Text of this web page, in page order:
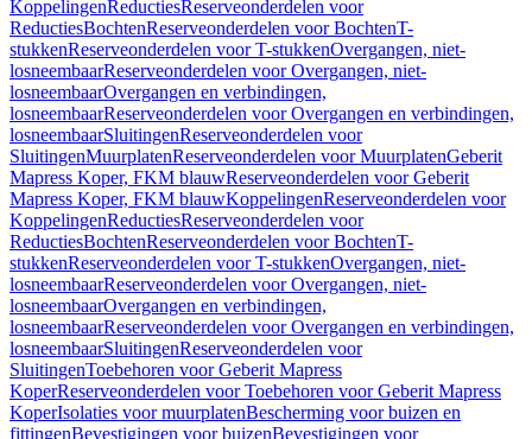
KoppelingenReductiesReserveonderdelen voor
ReductiesBochtenReserveonderdelen voor BochtenT-
stukkenReserveonderdelen voor T-stukkenOvergangen, niet-
losneembaarReserveonderdelen voor Overgangen, niet-
losneembaarOvergangen en verbindingen,
losneembaarReserveonderdelen voor Overgangen en verbindingen,
losneembaarSluitingenReserveonderdelen voor
SluitingenMuurplatenReserveonderdelen voor MuurplatenGeberit
Mapress Koper, FKM blauwReserveonderdelen voor Geberit
Mapress Koper, FKM blauwKoppelingenReserveonderdelen voor
KoppelingenReductiesReserveonderdelen voor
ReductiesBochtenReserveonderdelen voor BochtenT-
stukkenReserveonderdelen voor T-stukkenOvergangen, niet-
losneembaarReserveonderdelen voor Overgangen, niet-
losneembaarOvergangen en verbindingen,
losneembaarReserveonderdelen voor Overgangen en verbindingen,
losneembaarSluitingenReserveonderdelen voor
SluitingenToebehoren voor Geberit Mapress
KoperReserveonderdelen voor Toebehoren voor Geberit Mapress
KoperIsolaties voor muurplatenBescherming voor buizen en
fittingenBevestigingen voor buizenBevestigingen voor